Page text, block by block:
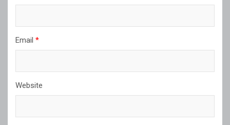
Email *
Website